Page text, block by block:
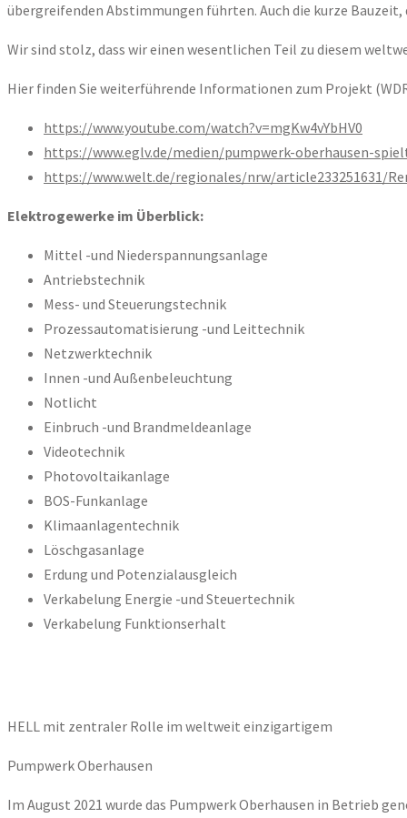
übergreifenden Abstimmungen führten. Auch die kurze
Wir sind stolz, dass wir einen wesentlichen Teil zu diesem
Hier finden Sie weiterführende Informationen zum Projekt
https://www.youtube.com/watch?v=mgKw4vYbHV0
https://www.eglv.de/medien/pumpwerk-oberhausen-
https://www.welt.de/regionales/nrw/article233251631/
Elektrogewerke im Überblick:
Mittel -und Niederspannungsanlage
Antriebstechnik
Mess- und Steuerungstechnik
Prozessautomatisierung -und Leittechnik
Netzwerktechnik
Innen -und Außenbeleuchtung
Notlicht
Einbruch -und Brandmeldeanlage
Videotechnik
Photovoltaikanlage
BOS-Funkanlage
Klimaanlagentechnik
Löschgasanlage
Erdung und Potenzialausgleich
Verkabelung Energie -und Steuertechnik
Verkabelung Funktionserhalt
HELL mit zentraler Rolle im weltweit einzigartigem
Pumpwerk Oberhausen
Im August 2021 wurde das Pumpwerk Oberhausen in Betrieb